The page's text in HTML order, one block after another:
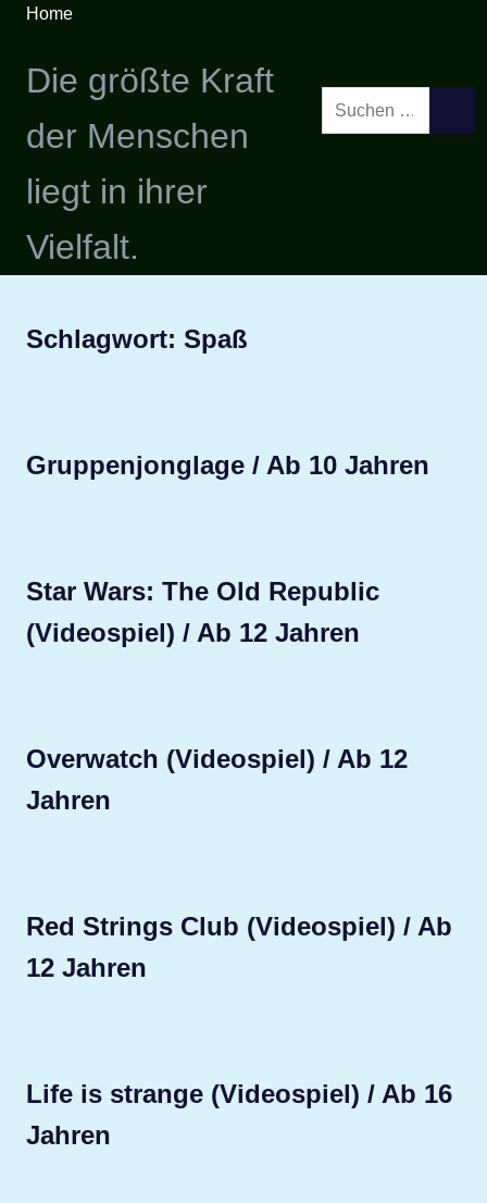
Zum
springen
Home
Die größte Kraft
der Menschen
liegt in ihrer
Vielfalt.
Suchen
Schlagwort: Spaß
Gruppenjonglage / Ab 10 Jahren
Star Wars: The Old Republic
(Videospiel) / Ab 12 Jahren
Overwatch (Videospiel) / Ab 12
Jahren
Red Strings Club (Videospiel) / Ab
12 Jahren
Life is strange (Videospiel) / Ab 16
Jahren